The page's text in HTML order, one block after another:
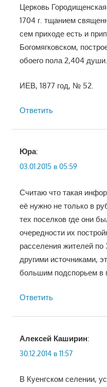
Церковь
1704 г. тщанием
сем приходе есть и
Богомягковском,
обоего пола 2,404 души.
ИЕВ, 1877 год, № 52.
Ответить
Юра:
03.01.2015 в 05:59
Считаю что такая
её нужно не только в
тех поселков где они
очередности их
расселения жителей
другими источниками,
большим подспорьем в
Ответить
Алексей Каширин:
30.12.2014 в 11:57
В Куенгском селении,